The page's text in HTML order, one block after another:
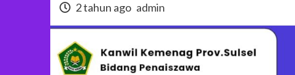
2 tahun ago admin